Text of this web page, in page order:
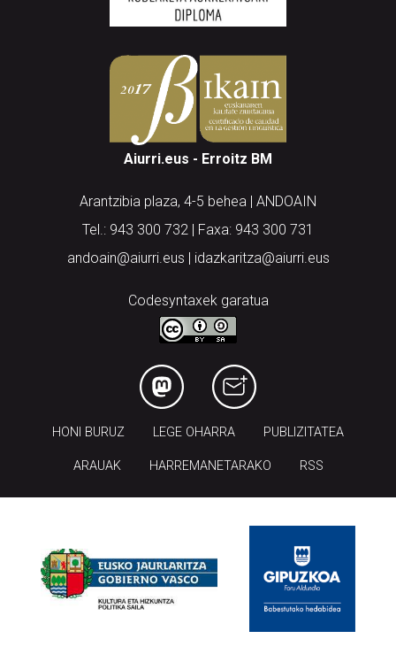
Aiurri.eus - Erroitz BM
Arantzibia plaza, 4-5 behea | ANDOAIN
Tel.: 943 300 732 | Faxa: 943 300 731
andoain@aiurri.eus | idazkaritza@aiurri.eus
Codesyntaxek garatua
HONI BURUZ LEGE OHARRA PUBLIZITATEA
ARAUAK HARREMANETARAKO RSS